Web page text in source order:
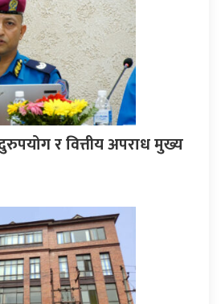
र वित्तीय अपराध मुख्य